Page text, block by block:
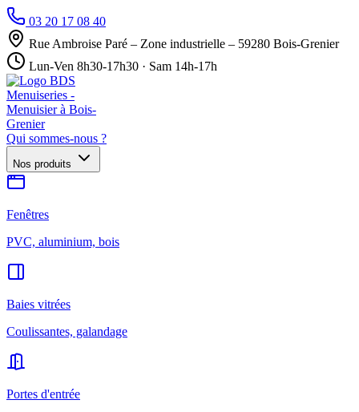
03 20 17 08 40
Rue Ambroise Paré – Zone industrielle – 59280 Bois-Grenier
Lun-Ven 8h30-17h30 · Sam 14h-17h
Qui sommes-nous ?
Nos produits
Fenêtres
PVC, aluminium, bois
Baies vitrées
Coulissantes, galandage
Portes d'entrée